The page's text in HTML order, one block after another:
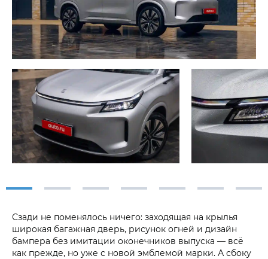
Сзади не поменялось ничего: заходящая на крылья
широкая багажная дверь, рисунок огней и дизайн
бампера без имитации оконечников выпуска — всё
как прежде, но уже с новой эмблемой марки. А сбоку